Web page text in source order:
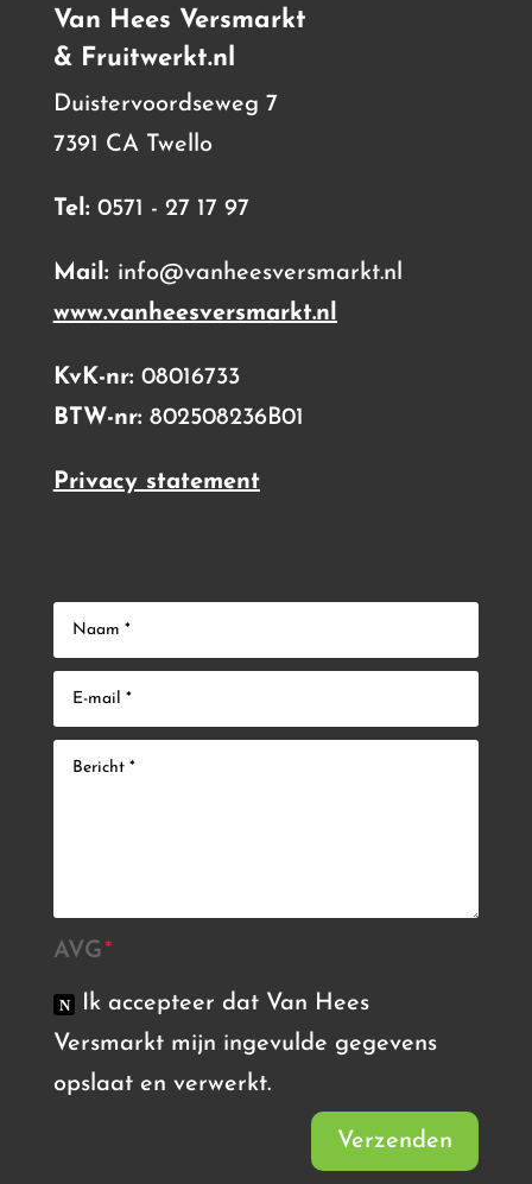
Van Hees Versmarkt
& Fruitwerkt.nl
Duistervoordseweg 7
7391 CA Twello
Tel: 0571 - 27 17 97
Mail: info@vanheesversmarkt.nl
www.vanheesversmarkt.nl
KvK-nr: 08016733
BTW-nr: 802508236B01
Privacy statement
AVG
Ik accepteer dat Van Hees
Versmarkt mijn ingevulde gegevens
opslaat en verwerkt.
Verzenden